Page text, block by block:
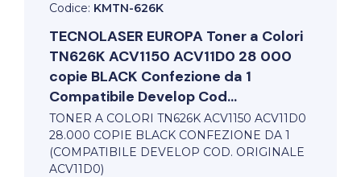
Codice: KMTN-626K
TECNOLASER EUROPA Toner a Colori
TN626K ACV1150 ACV11D0 28 000
copie BLACK Confezione da 1
Compatibile Develop Cod...
TONER A COLORI TN626K ACV1150 ACV11D0
28.000 COPIE BLACK CONFEZIONE DA 1
(COMPATIBILE DEVELOP COD. ORIGINALE
ACV11D0)